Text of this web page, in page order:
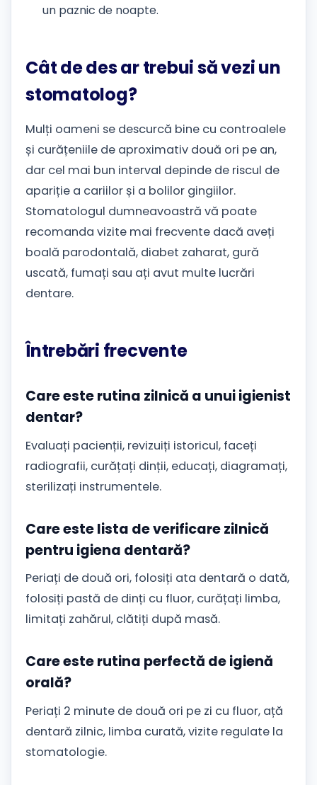
un paznic de noapte.
Cât de des ar trebui să vezi un
stomatolog?
Mulți oameni se descurcă bine cu controalele
și curățeniile de aproximativ două ori pe an,
dar cel mai bun interval depinde de riscul de
apariție a cariilor și a bolilor gingiilor.
Stomatologul dumneavoastră vă poate
recomanda vizite mai frecvente dacă aveți
boală parodontală, diabet zaharat, gură
uscată, fumați sau ați avut multe lucrări
dentare.
Întrebări frecvente
Care este rutina zilnică a unui igienist
dentar?
Evaluați pacienții, revizuiți istoricul, faceți
radiografii, curățați dinții, educați, diagramați,
sterilizați instrumentele.
Care este lista de verificare zilnică
pentru igiena dentară?
Periați de două ori, folosiți ata dentară o dată,
folosiți pastă de dinți cu fluor, curățați limba,
limitați zahărul, clătiți după masă.
Care este rutina perfectă de igienă
orală?
Periați 2 minute de două ori pe zi cu fluor, ață
dentară zilnic, limba curată, vizite regulate la
stomatologie.